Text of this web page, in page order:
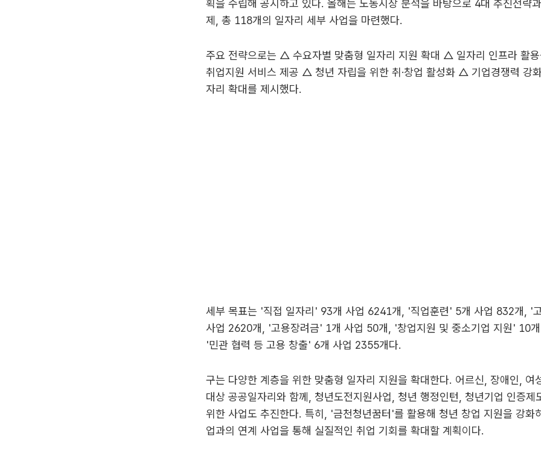
획을 수립해 공시하고 있다. 올해는 노동시장 분석을 바탕으로 4대 추진전략
제, 총 118개의 일자리 세부 사업을 마련했다.
주요 전략으로는 △ 수요자별 맞춤형 일자리 지원 확대 △ 일자리 인프라 활용
취업지원 서비스 제공 △ 청년 자립을 위한 취·창업 활성화 △ 기업경쟁력 강
자리 확대를 제시했다.
세부 목표는 '직접 일자리' 93개 사업 6241개, '직업훈련' 5개 사업 832개, '
사업 2620개, '고용장려금' 1개 사업 50개, '창업지원 및 중소기업 지원' 10개
'민관 협력 등 고용 창출' 6개 사업 2355개다.
구는 다양한 계층을 위한 맞춤형 일자리 지원을 확대한다. 어르신, 장애인, 여
대상 공공일자리와 함께, 청년도전지원사업, 청년 행정인턴, 청년기업 인증제
위한 사업도 추진한다. 특히, '금천청년꿈터'를 활용해 청년 창업 지원을 강화
업과의 연계 사업을 통해 실질적인 취업 기회를 확대할 계획이다.